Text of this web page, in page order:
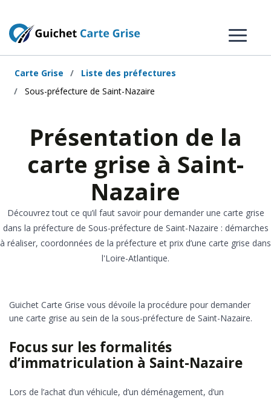
Carte Grise
Liste des préfectures
Sous-préfecture de Saint-Nazaire
Présentation de la
carte grise à Saint-
Nazaire
Découvrez tout ce qu’il faut savoir pour demander une carte grise
dans la préfecture de Sous-préfecture de Saint-Nazaire : démarches
à réaliser, coordonnées de la préfecture et prix d’une carte grise dans
l'Loire-Atlantique.
Guichet Carte Grise vous dévoile la procédure pour demander
une carte grise au sein de la sous-préfecture de Saint-Nazaire.
Focus sur les formalités
d’immatriculation à Saint-Nazaire
Lors de l’achat d’un véhicule, d’un déménagement, d’un